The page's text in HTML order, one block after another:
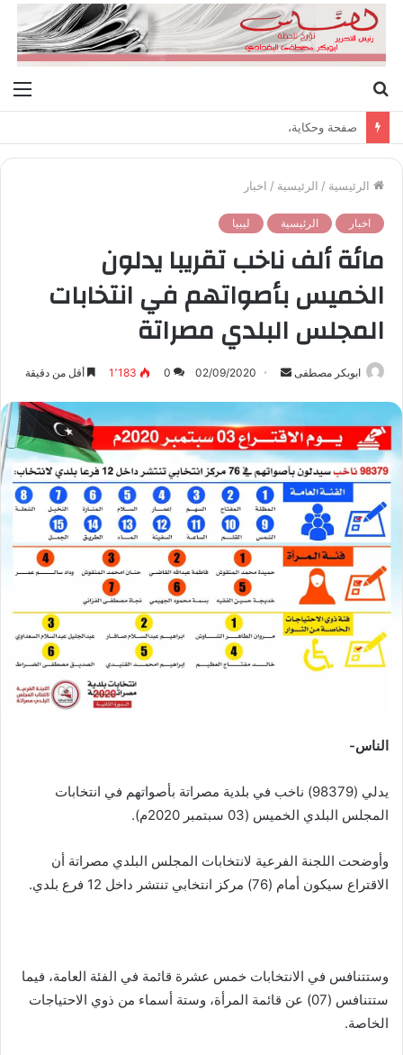
عن
صفحة وحكاية،
الرئيسية / الرئيسية / اخبار
اخبار الرئيسية ليبيا
مائة ألف ناخب تقريبا يدلون
الخميس بأصواتهم في انتخابات
المجلس البلدي مصراتة
ابوبكر مصطفى
ل
ب
ر
ا
ك
02/09/2020
0 1٬183 أقل من دقيقة
الناس-
يدلي (98379) ناخب في بلدية مصراتة بأصواتهم في انتخابات
المجلس البلدي الخميس (03 سبتمبر 2020م).
وأوضحت اللجنة الفرعية لانتخابات المجلس البلدي مصراتة أن
الاقتراع سيكون أمام (76) مركز انتخابي تنتشر داخل 12 فرع بلدي.
وستتنافس في الانتخابات خمس عشرة قائمة في الفئة العامة، فيما
ستتنافس (07) عن قائمة المرأة، وستة أسماء من ذوي الاحتياجات
الخاصة.